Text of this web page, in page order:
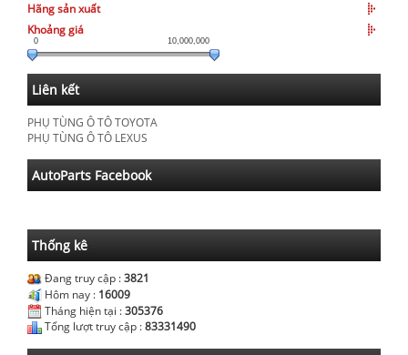
Hãng sản xuất
Khoảng giá
0 10,000,000
Liên kết
PHỤ TÙNG Ô TÔ TOYOTA
PHỤ TÙNG Ô TÔ LEXUS
AutoParts Facebook
Thống kê
Đang truy cập :3821
Hôm nay : 16009
Tháng hiện tại :305376
Tổng lượt truy cập :83331490